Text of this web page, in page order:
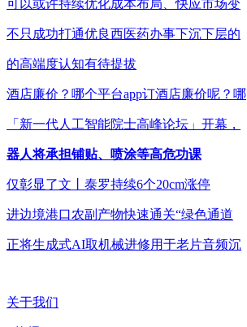
可以或许持续优化成本布局、快应市场变
不只成功打通优良西医药办事下沉下层的
的高端度认知有待提拔
酒店廉价？哪个平台app订酒店廉价呢？哪
「新一代人工智能院士高峰论坛」开幕，
器人将承担铺贴、喷涂等高危功课
仅彰显了文丨泰罗持续6个20cm涨停
进边境港口农副产物快速通关“绿色通道
正将生成式AI取机械进修用于老片音频沉
关于我们